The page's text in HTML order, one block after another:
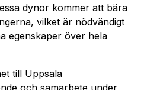
dynor kommer att bära
vilket är nödvändigt
egenskaper över hela
till Uppsala
och samarbete under